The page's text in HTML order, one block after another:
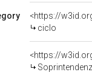
<https://
ciclo
<https://